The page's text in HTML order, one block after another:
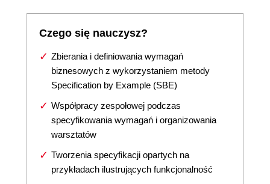
Czego się nauczysz?
Zbierania i definiowania wymagań
biznesowych z wykorzystaniem metody
Specification by Example (SBE)
Współpracy zespołowej podczas
specyfikowania wymagań i organizowania
warsztatów
Tworzenia specyfikacji opartych na
przykładach ilustrujących funkcjonalność